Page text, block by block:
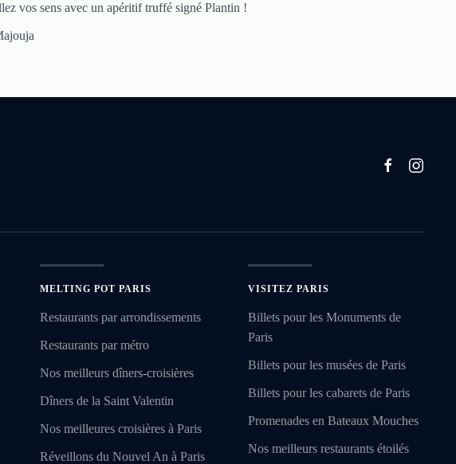
vos sens avec un apéritif truffé signé Plantin !
MELTING POT PARIS
Restaurants par arrondissements
Restaurants par métro
Nos meilleurs dîners-croisières
Dîners de la Saint Valentin
Nos meilleures croisières à Paris
Réveillons du Nouvel An à Paris
VISITEZ PARIS
Billets pour les Monuments de
Paris
Billets pour les musées de Paris
Billets pour les cabarets de Paris
Promenades en Bateaux Mouches
Nos meilleurs restaurants étoilés